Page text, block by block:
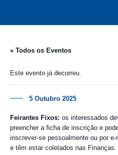
« Todos os Eventos
Este evento já decorreu.
5 Outubro 2025
Feirantes Fixos: os interessados
preencher a ficha de inscrição e
inscrever-se pessoalmente ou por e-
e têm estar coletados nas Finanças.